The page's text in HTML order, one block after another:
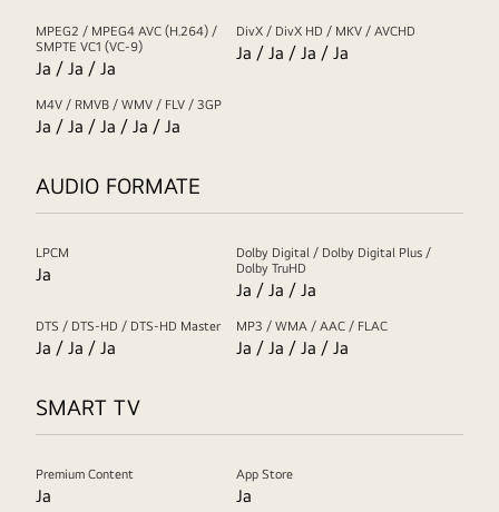
MPEG2 / MPEG4 AVC (H.264) /
SMPTE VC1 (VC-9)
Ja / Ja / Ja
DivX / DivX HD / MKV / AVCHD
Ja / Ja / Ja / Ja
M4V / RMVB / WMV / FLV / 3GP
Ja / Ja / Ja / Ja / Ja
AUDIO FORMATE
LPCM
Ja
Dolby Digital / Dolby Digital Plus /
Dolby TruHD
Ja / Ja / Ja
DTS / DTS-HD / DTS-HD Master
Ja / Ja / Ja
MP3 / WMA / AAC / FLAC
Ja / Ja / Ja / Ja
SMART TV
Premium Content
Ja
App Store
Ja